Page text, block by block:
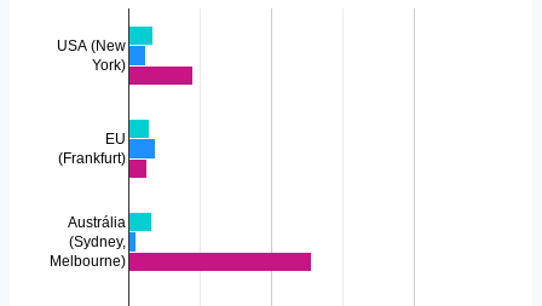
USA (New
York)
EU
(Frankfurt)
Austrália
(Sydney,
Melbourne)